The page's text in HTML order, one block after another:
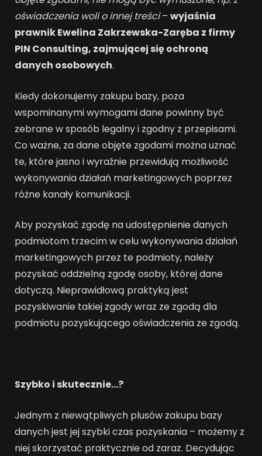
oświadczenia woli o innej treści– wyjaśnia
prawnik Ewelina Zakrzewska-Zaręba z firmy
PIN Consulting, zajmującej się ochroną
danych osobowych.
Kiedy dokonujemy zakupu bazy, poza
wspominanymi wymogami dane powinny być
zebrane w sposób legalny i zgodny z przepisami.
Co ważne, za dane objęte zgodami można uznać
te, które jasno i wyraźnie przewidują możliwość
wykonywania działań marketingowych poprzez
różne kanały komunikacji.
Aby pozyskać zgodę na udostępnienie danych
podmiotom trzecim w celu wykonywania działań
marketingowych przez te podmioty, należy
pozyskać oddzielną zgodę osoby, której dane
dotyczą. Nieprawidłową praktyką jest
pozyskiwanie takiej zgody wraz ze zgodą dla
podmiotu pozyskującego oświadczenia ze zgodą.
Szybko i skutecznie…?
Jednym z niewątpliwych plusów zakupu bazy
danych jest jej szybki czas pozyskania – możemy z
niej skorzystać praktycznie od zaraz. Decydując